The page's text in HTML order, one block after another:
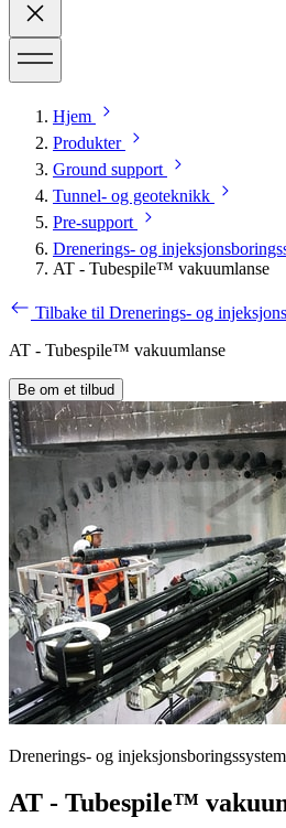
Hjem
Produkter
Ground support
Tunnel- og geoteknikk
Pre-support
Drenerings- og
AT - Tubespile™ vakuumlanse
Tilbake til Drenerings- og
AT - Tubespile™ vakuumlanse
Be om et tilbud
Drenerings- og
AT - Tubespile™